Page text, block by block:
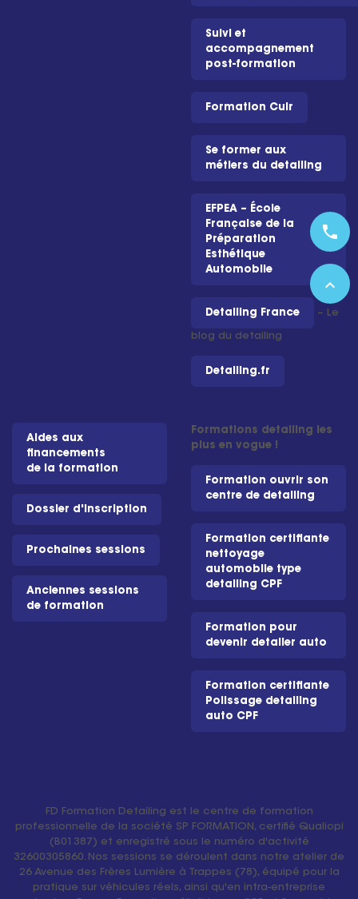
Suivi et
accompagnement
post-formation
Formation Cuir
Se former aux
métiers du detailing
EFPEA – École
Française de la
Préparation
Esthétique
Automobile
Detailing France – Le
blog du detailing
Detailing.fr
Aides aux
financements
de la formation
Dossier d'inscription
Prochaines sessions
Anciennes sessions
de formation
Formations detailing les
plus en vogue !
Formation ouvrir son
centre de detailing
Formation certifiante
nettoyage
automobile type
detailing CPF
Formation pour
devenir detailer auto
Formation certifiante
Polissage detailing
auto CPF
FD Formation Detailing est le centre de formation
professionnelle de la société SP FORMATION, certifié Qualiopi
(B01387) et enregistré sous le numéro d'activité
32600305860. Nos sessions se déroulent dans notre atelier de
26 Avenue des Frères Lumière à Trappes (78), équipé pour la
pratique sur véhicules réels, ainsi qu'en intra-entreprise
phone
expand_less